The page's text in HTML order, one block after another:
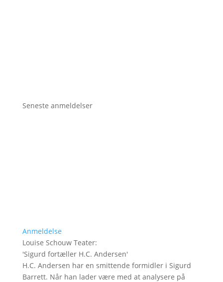
Seneste anmeldelser
Anmeldelse
Louise Schouw Teater:
'Sigurd fortæller H.C. Andersen'
H.C. Andersen har en smittende formidler i Sigurd
Barrett. Når han lader være med at analysere på